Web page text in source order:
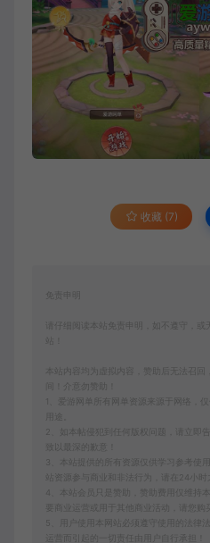
收藏 (7)
免责申明
请仔细阅读本站免责申明，如不遵守，
本站内容均为虚拟内容，赞助后无法召回
间！介意勿赞助！
1、爱游网单所有网单资源来源于网络，
2、如本帖侵犯到任何版权问题，请立即
致以最深的歉意！
3、本站提供的所有资源仅供学习参考使
站资源参与商业和非法行为，请在24小时
4、本站会员只是赞助，赞助费用仅维持
要商业运营或用于其他商业活动，请您购
5、用户使用本网站必须遵守使用的法律